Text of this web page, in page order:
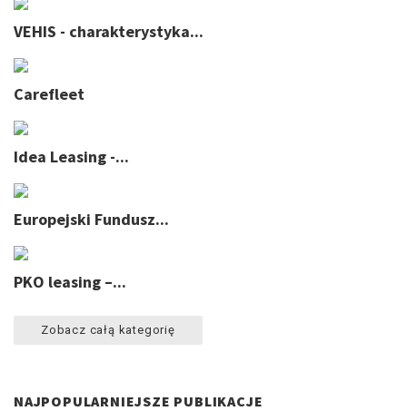
VEHIS - charakterystyka...
Carefleet
Idea Leasing -...
Europejski Fundusz...
PKO leasing –...
Zobacz całą kategorię
NAJPOPULARNIEJSZE PUBLIKACJE